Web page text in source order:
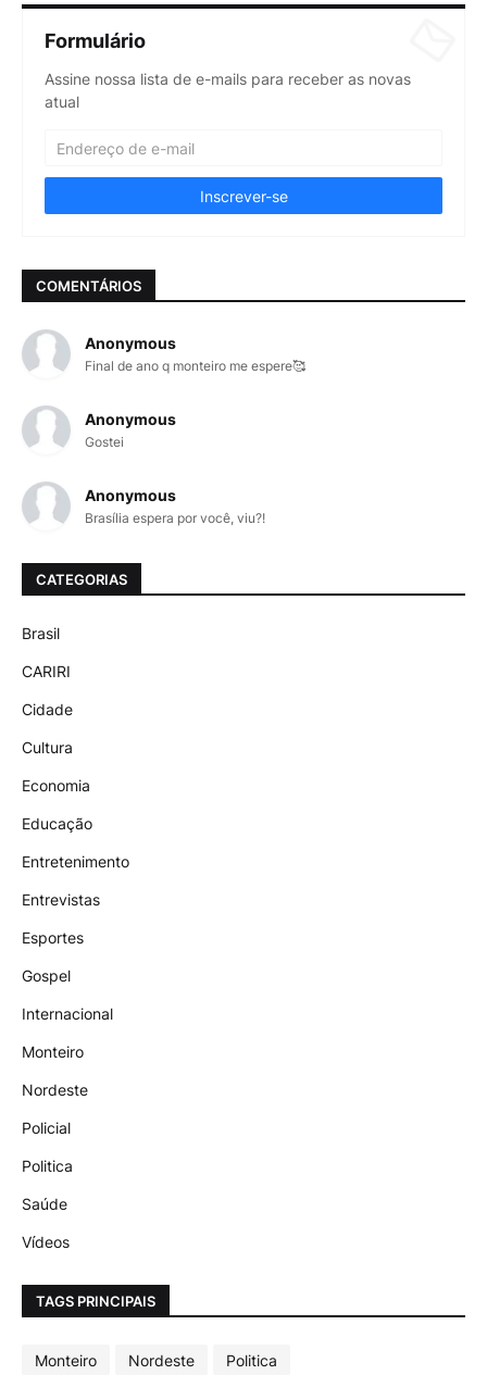
Formulário
Assine nossa lista de e-mails para receber as novas
atual
COMENTÁRIOS
Anonymous
Final de ano q monteiro me espere🥰
Anonymous
Gostei
Anonymous
Brasília espera por você, viu?!
CATEGORIAS
Brasil
CARIRI
Cidade
Cultura
Economia
Educação
Entretenimento
Entrevistas
Esportes
Gospel
Internacional
Monteiro
Nordeste
Policial
Politica
Saúde
Vídeos
TAGS PRINCIPAIS
Monteiro Nordeste Politica